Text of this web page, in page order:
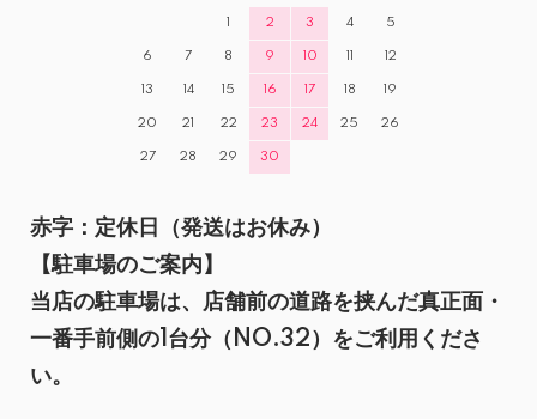
1 2 3 4 5
6 7 8 9 10 11 12
13 14 15 16 17 18 19
20 21 22 23 24 25 26
27 28 29 30
赤字：定休日（発送はお休み）
【駐車場のご案内】
当店の駐車場は、店舗前の道路を挟んだ真正面・
一番手前側の1台分（NO.32）をご利用くださ
い。